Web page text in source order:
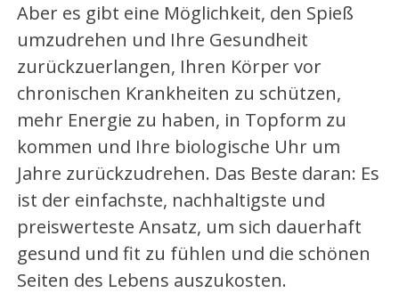
Aber es gibt eine Möglichkeit, den Spieß
umzudrehen und Ihre Gesundheit
zurückzuerlangen, Ihren Körper vor
chronischen Krankheiten zu schützen,
mehr Energie zu haben, in Topform zu
kommen und Ihre biologische Uhr um
Jahre zurückzudrehen. Das Beste daran: Es
ist der einfachste, nachhaltigste und
preiswerteste Ansatz, um sich dauerhaft
gesund und fit zu fühlen und die schönen
Seiten des Lebens auszukosten.